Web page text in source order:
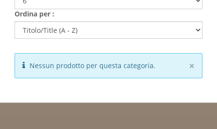
Ordina per :
×
Nessun prodotto per questa categoria.